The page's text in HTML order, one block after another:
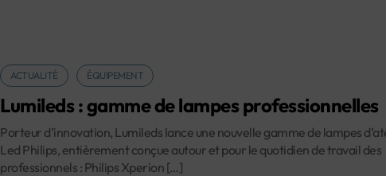
ACTUALITÉ ÉQUIPEMENT
Lumileds : gamme de lampes professionnelles
Porteur d’innovation, Lumileds lance une nouvelle gamme de lampes
Led Philips, entièrement conçue autour et pour le quotidien de travail des
professionnels : Philips Xperion […]